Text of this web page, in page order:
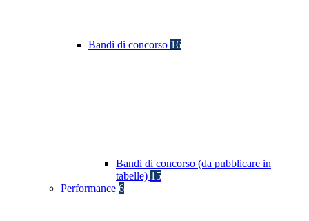
Bandi di concorso 16
Bandi di concorso (da pubblicare in
tabelle) 15
Performance 6